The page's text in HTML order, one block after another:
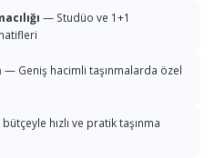
— Studüo ve 1+1
— Geniş hacimli taşınmalarda özel
bütçeyle hızlı ve pratik taşınma